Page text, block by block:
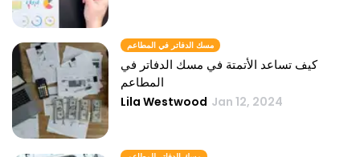
مسك الدفاتر في المطاعم
كيف تساعد الأتمتة في مسك الدفاتر في
المطاعم
Lila Westwood Jan 12, 2024